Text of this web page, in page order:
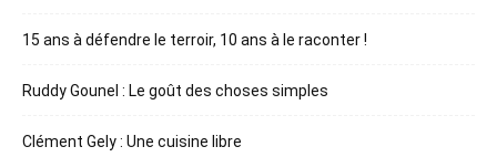
15 ans à défendre le terroir, 10 ans à le raconter !
Ruddy Gounel : Le goût des choses simples
Clément Gely : Une cuisine libre